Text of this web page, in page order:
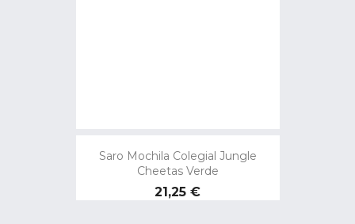
Saro Mochila Colegial Jungle
Cheetas Verde
Precio
21,25 €